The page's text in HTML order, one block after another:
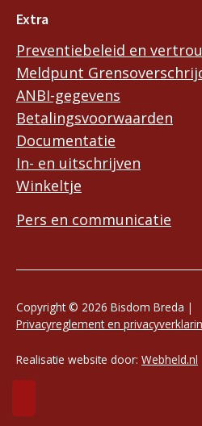
Extra
Preventiebeleid en
Meldpunt
ANBI-gegevens
Betalingsvoorwaarden
Documentatie
In- en uitschrijven
Winkeltje
Pers en communicatie
Copyright © 2026 Bisdom Breda |
Privacyreglement en
Realisatie website door: Webheld.nl